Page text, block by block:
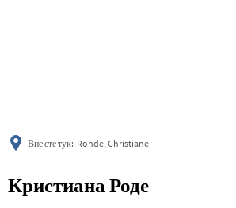
Вие сте тук: Rohde, Christiane
Кристиана Роде